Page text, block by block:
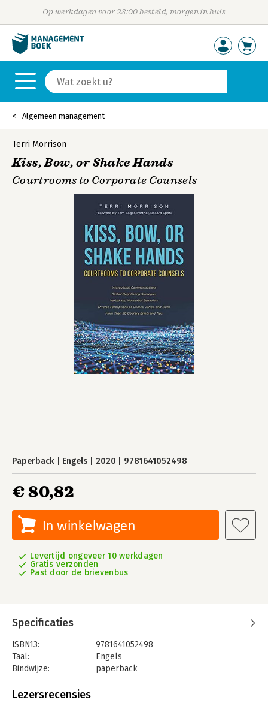
Op werkdagen voor 23:00 besteld, morgen in huis
Algemeen management
Terri Morrison
Kiss, Bow, or Shake Hands
Courtrooms to Corporate Counsels
Paperback Engels 2020 9781641052498
€ 80,82
In winkelwagen
Levertijd ongeveer 10 werkdagen
Gratis verzonden
Past door de brievenbus
Specificaties
ISBN13:
9781641052498
Taal:
Engels
Bindwijze:
paperback
Uitgever:
Lezersrecensies